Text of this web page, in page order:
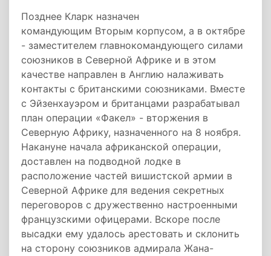
Позднее Кларк назначен
командующим Вторым корпусом, а в октябре
- заместителем главнокомандующего силами
союзников в Северной Африке и в этом
качестве направлен в Англию налаживать
контакты с британскими союзниками. Вместе
с Эйзенхауэром и британцами разрабатывал
план операции «Факел» - вторжения в
Северную Африку, назначенного на 8 ноября.
Накануне начала африканской операции,
доставлен на подводной лодке в
расположение частей вишистской армии в
Северной Африке для ведения секретных
переговоров с дружественно настроенными
французскими офицерами. Вскоре после
высадки ему удалось арестовать и склонить
на сторону союзников адмирала Жана-